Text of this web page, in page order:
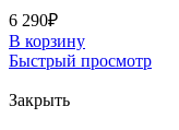
6 290₽
В корзину
Быстрый просмотр
Закрыть